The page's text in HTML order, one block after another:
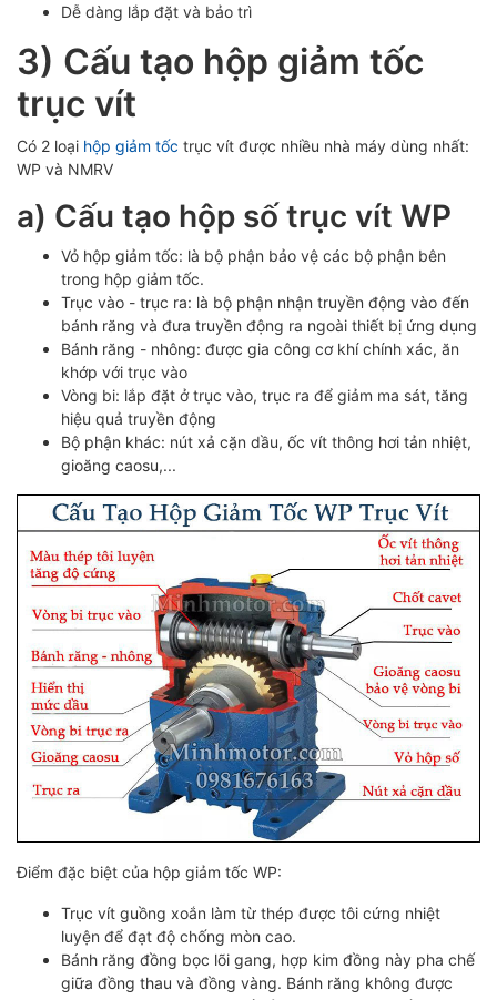
Dễ dàng lắp đặt và bảo trì
3) Cấu tạo hộp giảm tốc
trục vít
Có 2 loại hộp giảm tốc trục vít được nhiều nhà máy dùng nhất:
WP và NMRV
a) Cấu tạo hộp số trục vít WP
Vỏ hộp giảm tốc: là bộ phận bảo vệ các bộ phận bên
trong hộp giảm tốc.
Trục vào - trục ra: là bộ phận nhận truyền động vào đến
bánh răng và đưa truyền động ra ngoài thiết bị ứng dụng
Bánh răng - nhông: được gia công cơ khí chính xác, ăn
khớp với trục vào
Vòng bi: lắp đặt ở trục vào, trục ra để giảm ma sát, tăng
hiệu quả truyền động
Bộ phận khác: nút xả cặn dầu, ốc vít thông hơi tản nhiệt,
gioăng caosu,...
Điểm đặc biệt của hộp giảm tốc WP:
Trục vít guồng xoắn làm từ thép được tôi cứng nhiệt
luyện để đạt độ chống mòn cao.
Bánh răng đồng bọc lõi gang, hợp kim đồng này pha chế
giữa đồng thau và đồng vàng. Bánh răng không được